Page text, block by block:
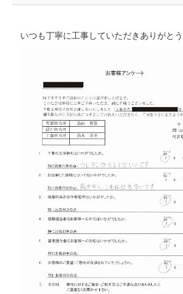
いつも丁寧に工事していただきありがとう